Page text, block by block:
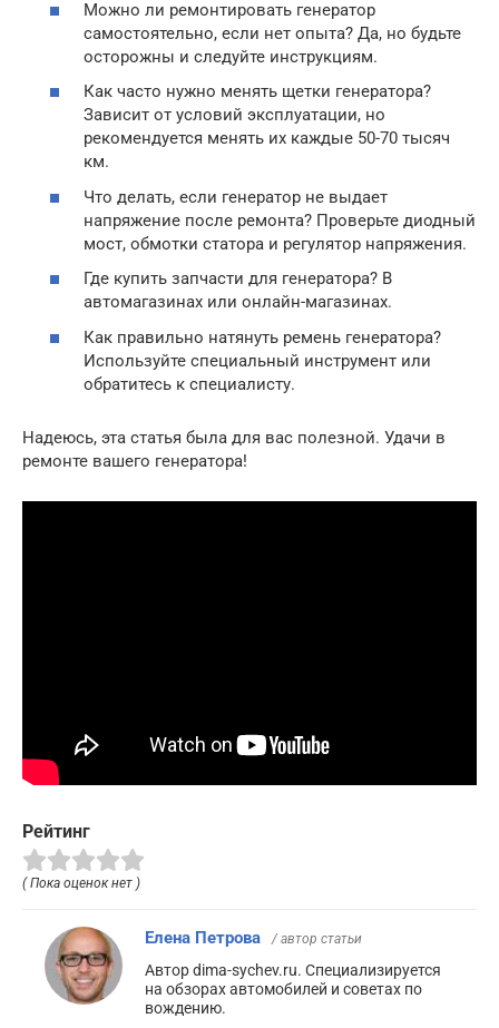
Можно ли ремонтировать генератор
самостоятельно, если нет опыта? Да, но будьте
осторожны и следуйте инструкциям.
Как часто нужно менять щетки генератора?
Зависит от условий эксплуатации, но
рекомендуется менять их каждые 50-70 тысяч
км.
Что делать, если генератор не выдает
напряжение после ремонта? Проверьте диодный
мост, обмотки статора и регулятор напряжения.
Где купить запчасти для генератора? В
автомагазинах или онлайн-магазинах.
Как правильно натянуть ремень генератора?
Используйте специальный инструмент или
обратитесь к специалисту.
Надеюсь, эта статья была для вас полезной. Удачи в
ремонте вашего генератора!
Рейтинг
( Пока оценок нет )
Елена Петрова / автор статьи
Автор dima-sychev.ru. Специализируется
на обзорах автомобилей и советах по
вождению.